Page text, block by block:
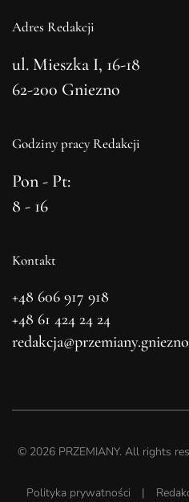
Adres Redakcji
ul. Mieszka I, 16-18
62-200 Gniezno
Godziny pracy Redakcji
Pon - Pt:
8 - 16
Kontakt
+48 606 917 918
+48 61 424 24 24
© 2026PRZEMIANY. All rights
Polityka prywatności |